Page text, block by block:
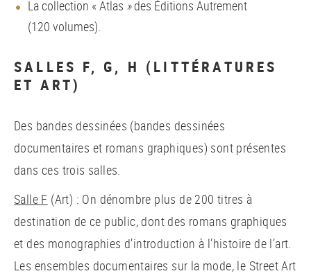
La collection « Atlas »des Éditions Autrement
(120 volumes).
SALLES F, G, H (LITTÉRATURES
ET ART)
Des bandes dessinées (bandes dessinées
documentaires et romans graphiques) sont présentes
dans ces trois salles.
Salle F (Art) : On dénombre plus de 200 titres à
destination de ce public, dont des romans graphiques
et des monographies d’introduction à l’histoire de l’art.
Les ensembles documentaires sur la mode, le Street Art